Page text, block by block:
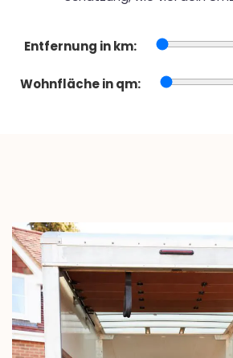
Entfernung in km:
Wohnfläche in qm: